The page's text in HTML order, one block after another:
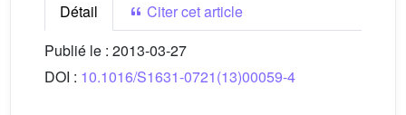
Détail
Citer cet article
Publié le : 2013-03-27
DOI : 10.1016/S1631-0721(13)00059-4